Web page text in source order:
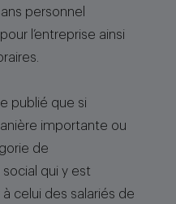
personnel
l’entreprise ainsi
publié que si
importante ou
de
social qui y est
à celui des salariés de